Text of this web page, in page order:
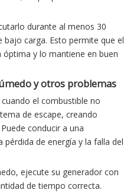
durante al menos 30
carga. Esto permite que el
y lo mantiene en buen
y otros problemas
el combustible no
de escape, creando
conducir a una
de energía y la falla del
ejecute su generador con
de tiempo correcta.